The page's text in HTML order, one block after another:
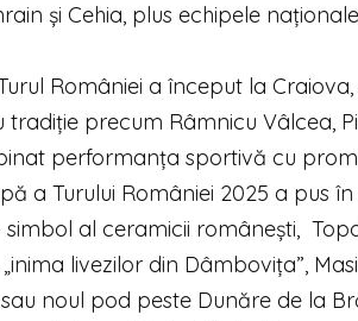
și Cehia, plus echipele
României a început la
precum Râmnicu Vâlcea,
performanța sportivă cu
a Turului României 2025 a pus
simbol al ceramicii românești,
livezilor din Dâmbovița”,
noul pod peste Dunăre de la